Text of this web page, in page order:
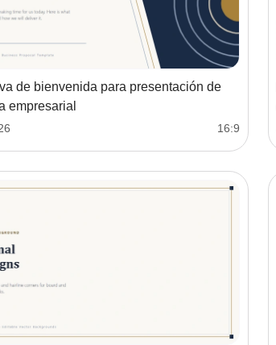
de bienvenida para presentación de
empresarial
16:9